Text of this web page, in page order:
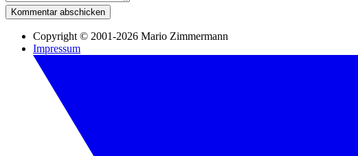
Kommentar abschicken
Copyright © 2001-2026 Mario Zimmermann
Impressum